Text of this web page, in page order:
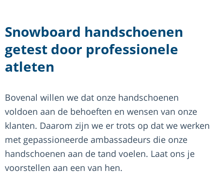
Snowboard handschoenen
getest door professionele
atleten
Bovenal willen we dat onze handschoenen
voldoen aan de behoeften en wensen van onze
klanten. Daarom zijn we er trots op dat we werken
met gepassioneerde ambassadeurs die onze
handschoenen aan de tand voelen. Laat ons je
voorstellen aan een van hen.